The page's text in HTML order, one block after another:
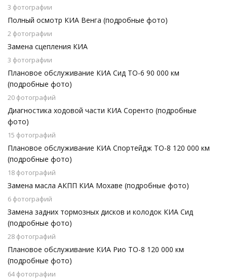
3 фотографии
Полный осмотр КИА Венга (подробные фото)
2 фотографии
Замена сцепления КИА
3 фотографии
Плановое обслуживание КИА Сид ТО-6 90 000 км
(подробные фото)
20 фотографий
Диагностика ходовой части КИА Соренто (подробные
фото)
15 фотографий
Плановое обслуживание КИА Спортейдж ТО-8 120 000 км
(подробные фото)
18 фотографий
Замена масла АКПП КИА Мохаве (подробные фото)
6 фотографий
Замена задних тормозных дисков и колодок КИА Сид
(подробные фото)
28 фотографий
Плановое обслуживание КИА Рио ТО-8 120 000 км
(подробные фото)
64 фотографии